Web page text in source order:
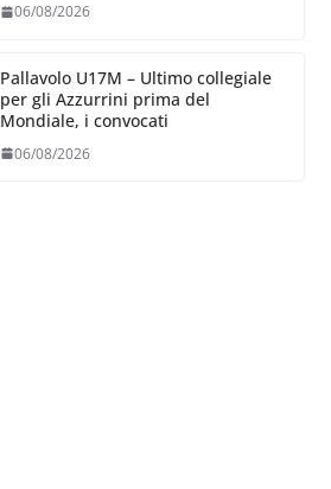
06/08/2026
Pallavolo U17M – Ultimo collegiale
per gli Azzurrini prima del
Mondiale, i convocati
06/08/2026